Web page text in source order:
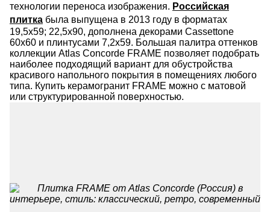
технологии переноса изображения. Российская
плитка была выпущена в 2013 году в форматах
19,5х59; 22,5х90, дополнена декорами Cassettone
60х60 и плинтусами 7,2х59. Большая палитра оттенков
коллекции Atlas Concorde FRAME позволяет подобрать
наиболее подходящий вариант для обустройства
красивого напольного покрытия в помещениях любого
типа. Купить керамогранит FRAME можно с матовой
или структурированной поверхностью.